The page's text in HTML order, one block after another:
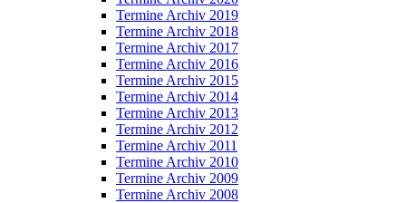
Termine Archiv 2019
Termine Archiv 2018
Termine Archiv 2017
Termine Archiv 2016
Termine Archiv 2015
Termine Archiv 2014
Termine Archiv 2013
Termine Archiv 2012
Termine Archiv 2011
Termine Archiv 2010
Termine Archiv 2009
Termine Archiv 2008